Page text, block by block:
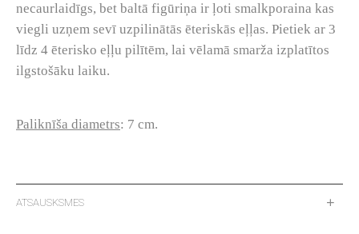
necaurlaidīgs, bet baltā figūriņa ir ļoti smalkporaina kas
viegli uzņem sevī uzpilinātās ēteriskās eļļas. Pietiek ar 3
līdz 4 ēterisko eļļu pilītēm, lai vēlamā smarža izplatītos
ilgstošāku laiku.
Paliknīša diametrs: 7 cm.
ATSAUSKSMES